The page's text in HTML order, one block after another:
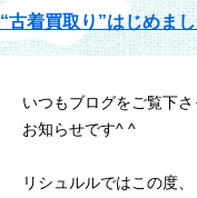
“古着買取り”はじめま
いつもブログをご覧下
お知らせです^ ^
リシュルルではこの度、